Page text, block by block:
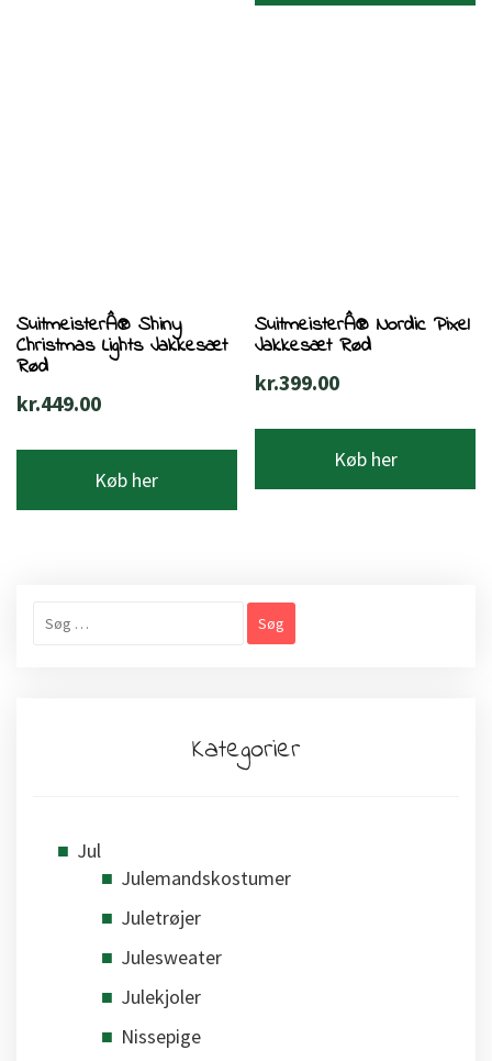
SuitmeisterÂ® Shiny
Christmas Lights Jakkesæt
Rød
kr.449.00
Køb her
SuitmeisterÂ® Nordic Pixel
Jakkesæt Rød
kr.399.00
Køb her
efter:
Kategorier
Jul
Julemandskostumer
Juletrøjer
Julesweater
Julekjoler
Nissepige